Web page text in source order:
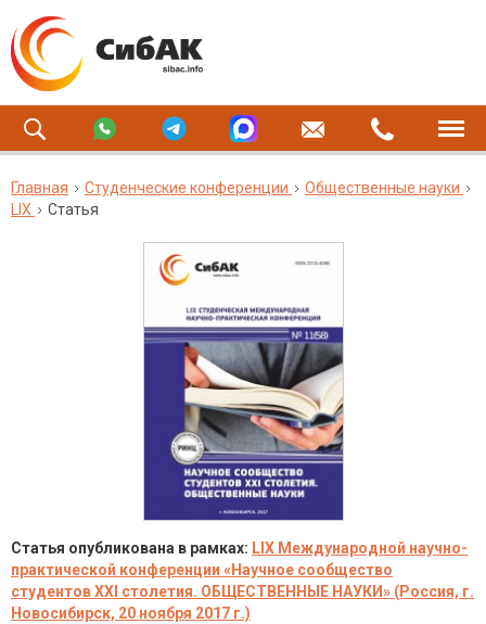
Главная Студенческие конференции
Общественные науки
LIX
Статья
Статья опубликована в рамках: LIX Международной научно-
практической конференции «Научное сообщество
студентов XXI столетия. ОБЩЕСТВЕННЫЕ НАУКИ» (Россия, г.
Новосибирск, 20 ноября 2017 г.)